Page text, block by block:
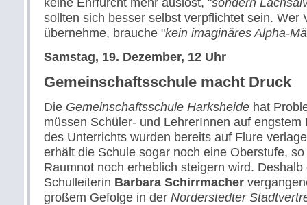
sollten sich besser selbst verpflichtet sein. Wer
übernehme, brauche "kein imaginäres Alpha-
Samstag, 19. Dezember, 12 Uhr
Gemeinschaftsschule macht Druck
Die Gemeinschaftsschule Harksheide hat
müssen Schüler- und LehrerInnen auf engstem
des Unterrichts wurden bereits auf Flure
erhält die Schule sogar noch eine Oberstufe,
Raumnot noch erheblich steigern wird. Deshalb
Schulleiterin Barbara Schirrmacher
großem Gefolge in der Norderstedter